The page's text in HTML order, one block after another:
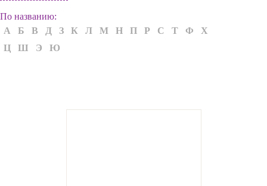
По названию:
А
Б В Д З К Л М Н П Р С Т Ф
Х
Ц
Ш Э Ю